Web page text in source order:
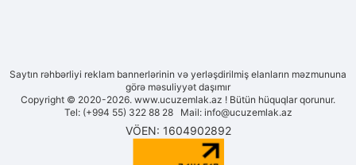
Saytın rəhbərliyi reklam bannerlərinin və yerləşdirilmiş elanların məzmununa
görə məsuliyyət daşımır
Copyright © 2020-2026. www.ucuzemlak.az ! Bütün hüquqlar qorunur.
Tel: (+994 55) 322 88 28 Mail: info@ucuzemlak.az
VÖEN: 1604902892